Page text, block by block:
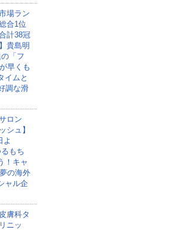
場ラン
合1位
計38冠
貴島明
「フ
早くも
イムと
調な滑
ロン
シュ】
よ
るもち
！キャ
の海外
ャル企
膚科タ
ニッ